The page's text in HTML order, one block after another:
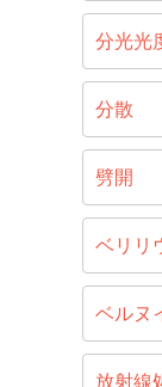
分光光
分散
劈開
ベリリ
ベルヌ
放射線